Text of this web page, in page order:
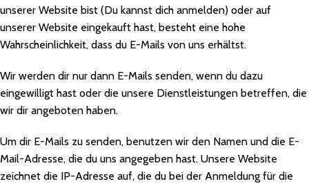
unserer Website bist (Du kannst dich anmelden) oder auf
unserer Website eingekauft hast, besteht eine hohe
Wahrscheinlichkeit, dass du E-Mails von uns erhältst.
Wir werden dir nur dann E-Mails senden, wenn du dazu
eingewilligt hast oder die unsere Dienstleistungen betreffen, die
wir dir angeboten haben.
Um dir E-Mails zu senden, benutzen wir den Namen und die E-
Mail-Adresse, die du uns angegeben hast. Unsere Website
zeichnet die IP-Adresse auf, die du bei der Anmeldung für die